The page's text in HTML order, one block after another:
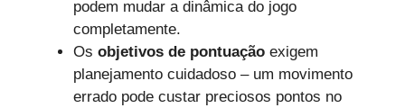
podem mudar a dinâmica do jogo
completamente.
Os objetivos de pontuação exigem
planejamento cuidadoso – um movimento
errado pode custar preciosos pontos no